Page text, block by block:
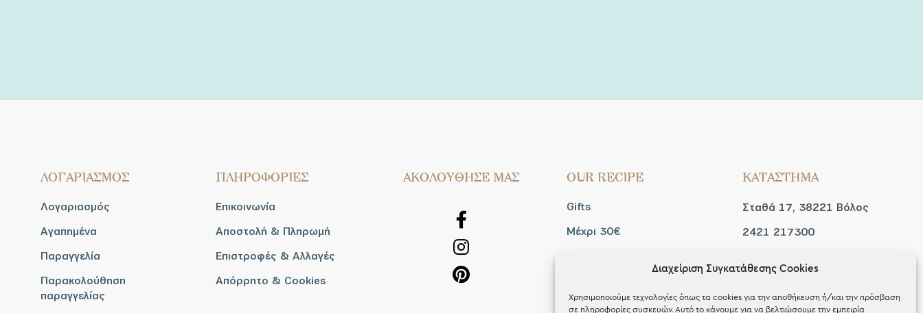
Διαχείριση Συγκατάθεσης Cookies
Χρησιμοποιούμε τεχνολογίες όπως τα cookies για την αποθήκευση ή/και την πρόσβαση
σε πληροφορίες συσκευών. Αυτό το κάνουμε για να βελτιώσουμε την εμπειρία
ΛΟΓΑΡΙΑΣΜΟΣ
Λογαριασμός
Αγαπημένα
Παραγγελία
Παρακολούθηση
παραγγελίας
ΠΛΗΡΟΦΟΡΙΕΣ
Επικοινωνία
Αποστολή & Πληρωμή
Επιστροφές & Αλλαγές
Απόρρητο & Cookies
AΚΟΛΟΥΘΗΣΕ ΜΑΣ OUR RECIPE
Gifts
Μέχρι 30€
ΚΑΤΑΣΤΗΜΑ
Σταθά 17, 38221 Βόλος
2421 217300
Τριτ / Πεμ / Παρ: 09:00 -